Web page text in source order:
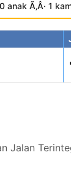
anak Ã‚Â· 1
Jalan